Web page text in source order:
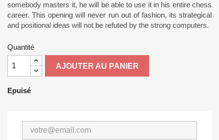
somebody masters it, he will be able to use it in his entire chess
career. This opening will never run out of fashion, its strategical
and positional ideas will not be refuted by the strong computers.
Quantité
AJOUTER AU PANIER
Epuisé